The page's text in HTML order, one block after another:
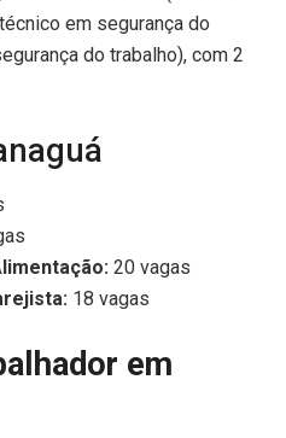
em segurança do
do trabalho), com 2
20 vagas
18 vagas
em